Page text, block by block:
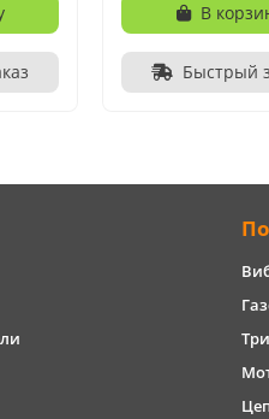
В
Быстрый